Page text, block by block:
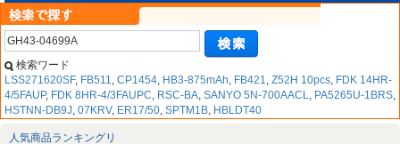
検索ワード
LSS271620SF, FB511, CP1454, HB3-875mAh, FB421, Z52H 10pcs, FDK 14HR-
4/5FAUP, FDK 8HR-4/3FAUPC, RSC-BA, SANYO 5N-700AACL, PA5265U-1BRS,
HSTNN-DB9J, 07KRV, ER17/50, SPTM1B, HBLDT40
人気商品ランキングリ